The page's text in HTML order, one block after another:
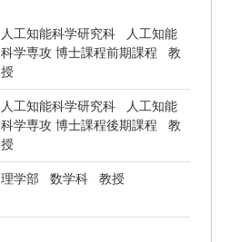
人工知能科学研究科 人工知能
科学専攻 博士課程前期課程 教
授
人工知能科学研究科 人工知能
科学専攻 博士課程後期課程 教
授
理学部 数学科 教授